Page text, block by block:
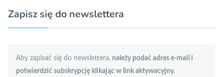
Zapisz się do newslettera
Aby zapisać się do newslettera, należy podać adres e-mail i
potwierdzić subskrypcję klikając w link aktywacyjny.